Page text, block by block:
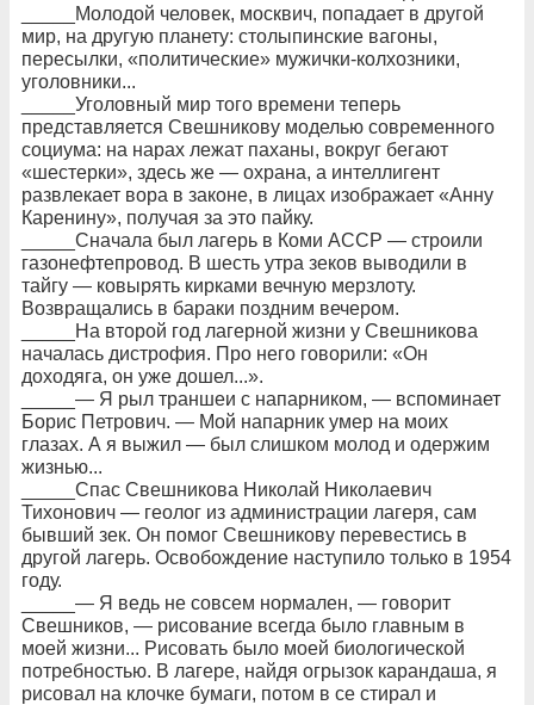
_____Молодой человек, москвич, попадает в другой
мир, на другую планету: столыпинские вагоны,
пересылки, «политические» мужички-колхозники,
уголовники...
_____Уголовный мир того времени теперь
представляется Свешникову моделью современного
социума: на нарах лежат паханы, вокруг бегают
«шестерки», здесь же — охрана, а интеллигент
развлекает вора в законе, в лицах изображает «Анну
Каренину», получая за это пайку.
_____Сначала был лагерь в Коми АССР — строили
газонефтепровод. В шесть утра зеков выводили в
тайгу — ковырять кирками вечную мерзлоту.
Возвращались в бараки поздним вечером.
_____На второй год лагерной жизни у Свешникова
началась дистрофия. Про него говорили: «Он
доходяга, он уже дошел...».
_____— Я рыл траншеи с напарником, — вспоминает
Борис Петрович. — Мой напарник умер на моих
глазах. А я выжил — был слишком молод и одержим
жизнью...
_____Спас Свешникова Николай Николаевич
Тихонович — геолог из администрации лагеря, сам
бывший зек. Он помог Свешникову перевестись в
другой лагерь. Освобождение наступило только в 1954
году.
_____— Я ведь не совсем нормален, — говорит
Свешников, — рисование всегда было главным в
моей жизни... Рисовать было моей биологической
потребностью. В лагере, найдя огрызок карандаша, я
рисовал на клочке бумаги, потом в се стирал и